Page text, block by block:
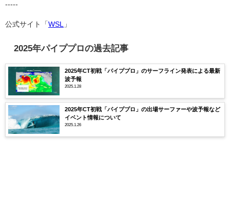
-----
公式サイト「 WSL 」
2025年パイププロの過去記事
2025年CT初戦「パイププロ」のサーフライン発表による最新
波予報
2025.1.28
2025年CT初戦「パイププロ」の出場サーファーや波予報など
イベント情報について
2025.1.26